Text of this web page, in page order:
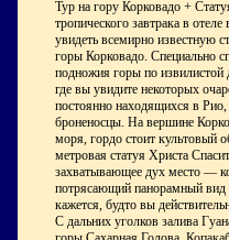
Тур на гору Корковадо +
тропического завтрака в
увидеть всемирно известную
горы Корковадо. Специально
подножия горы по
где вы увидите некоторых
постоянно находящихся в
броненосцы. На вершине
моря, гордо стоит культовый
метровая статуя Христа
захватывающее дух место —
потрясающий панорамный вид
кажется, будто вы
С дальних уголков залива